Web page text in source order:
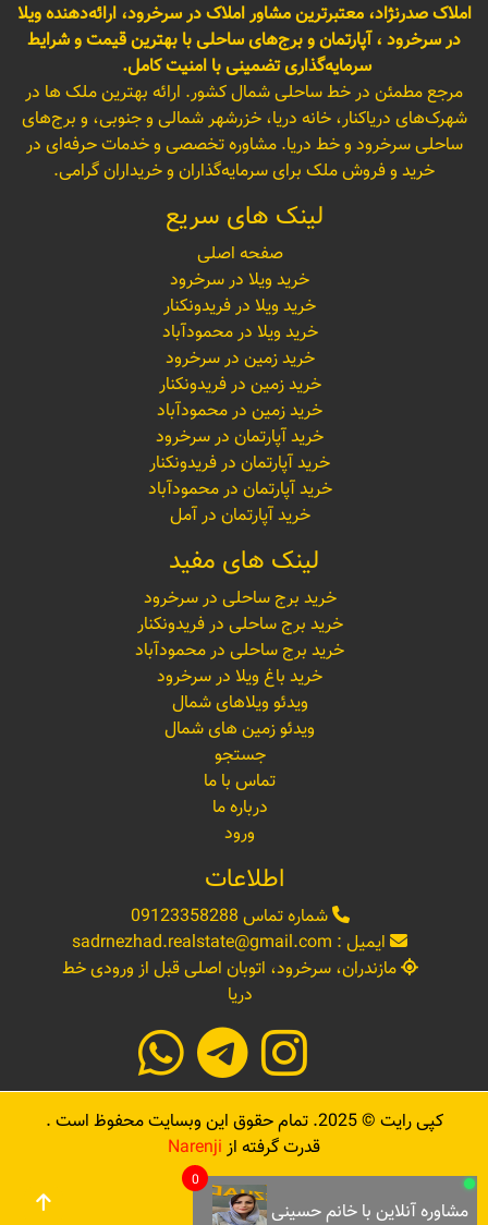
املاک صدرنژاد، معتبرترین مشاور املاک در سرخرود، ارائه‌دهنده ویلا
در سرخرود ، آپارتمان و برج‌های ساحلی با بهترین قیمت و شرایط
سرمایه‌گذاری تضمینی با امنیت کامل.
مرجع مطمئن در خط ساحلی شمال کشور. ارائه بهترین ملک ها در
شهرک‌های دریاکنار، خانه دریا، خزرشهر شمالی و جنوبی، و برج‌های
ساحلی سرخرود و خط دریا. مشاوره تخصصی و خدمات حرفه‌ای در
خرید و فروش ملک برای سرمایه‌گذاران و خریداران گرامی.
لینک های سریع
صفحه اصلی
خرید ویلا در سرخرود
خرید ویلا در فریدونکنار
خرید ویلا در محمودآباد
خرید زمین در سرخرود
خرید زمین در فریدونکنار
خرید زمین در محمودآباد
خرید آپارتمان در سرخرود
خرید آپارتمان در فریدونکنار
خرید آپارتمان در محمودآباد
خرید آپارتمان در آمل
لینک های مفید
خرید برج ساحلی در سرخرود
خرید برج ساحلی در فریدونکنار
خرید برج ساحلی در محمودآباد
خرید باغ ویلا در سرخرود
ویدئو ویلاهای شمال
ویدئو زمین های شمال
جستجو
تماس با ما
درباره ما
ورود
اطلاعات
شماره تماس 09123358288
ایمیل : sadrnezhad.realstate@gmail.com
مازندران، سرخرود، اتوبان اصلی قبل از ورودی خط
دریا
کپی رایت ©2025. تمام حقوق این وبسایت محفوظ است .
قدرت گرفته از Narenji
مشاوره آنلاین با خانم حسینی
0